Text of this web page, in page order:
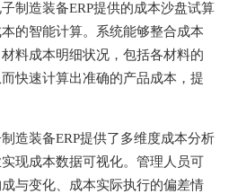
子制造装备ERP提供的成本沙盘试算
的智能计算。系统能够整合成本
料成本明细状况，包括各材料的
快速计算出准确的产品成本，提
制造装备ERP提供了多维度成本分析
现成本数据可视化。管理人员可
与变化、成本实际执行的偏差情